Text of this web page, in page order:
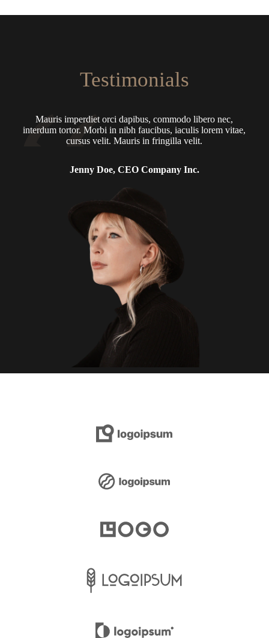
Testimonials
Mauris imperdiet orci dapibus, commodo libero nec,
interdum tortor. Morbi in nibh faucibus, iaculis lorem vitae,
cursus velit. Mauris in fringilla velit.
Jenny Doe, CEO Company Inc.